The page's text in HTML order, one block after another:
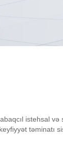
istehsal və
təminatı